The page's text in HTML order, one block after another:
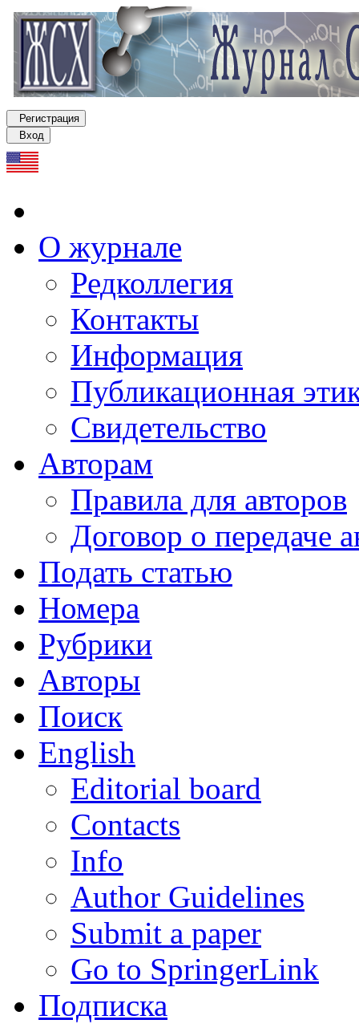
Регистрация
Вход
О журнале
Редколлегия
Контакты
Информация
Публикационная
Свидетельство
Авторам
Правила для авторов
Договор о передаче
Подать статью
Номера
Рубрики
Авторы
Поиск
English
Editorial board
Contacts
Info
Author Guidelines
Submit a paper
Go to SpringerLink
Подписка